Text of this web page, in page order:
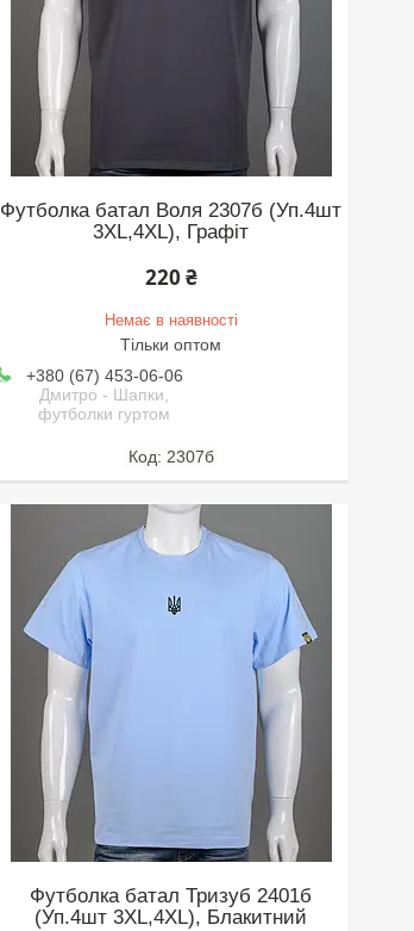
Футболка батал Воля 2307б (Уп.4шт
3XL,4XL), Графіт
220 ₴
Немає в наявності
Тільки оптом
+380 (67) 453-06-06
Дмитро - Шапки,
футболки гуртом
2307б
Футболка батал Тризуб 2401б
(Уп.4шт 3XL,4XL), Блакитний